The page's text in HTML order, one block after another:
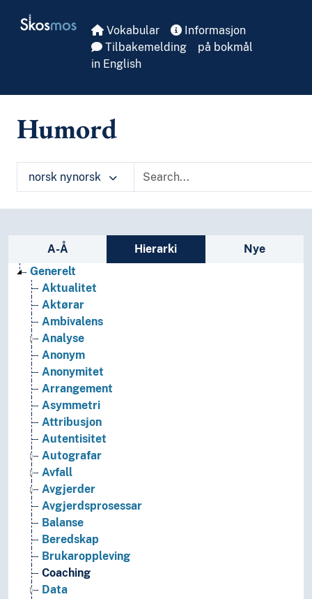
Skosmos Vokabular
Informasjon
Tilbakemelding
på bokmål
in English
Humord
norsk nynorsk
Sidefelt: navigér i vokabularet
A-Å Hierarki
Nye
Generelt
Aktualitet
Aktørar
Ambivalens
Analyse
Anonym
Anonymitet
Arrangement
Asymmetri
Attribusjon
Autentisitet
Autografar
Avfall
Avgjerder
Avgjerdsprosessar
Balanse
Beredskap
Brukaroppleving
Coaching
Data